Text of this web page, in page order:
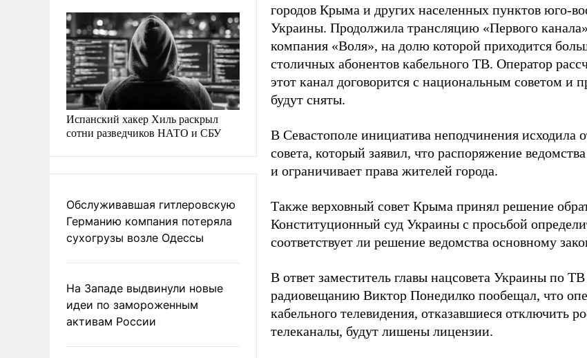
Испанский хакер Хиль раскрыл
сотни разведчиков НАТО и СБУ
Обслуживавшая гитлеровскую
Германию компания потеряла
сухогрузы возле Одессы
На Западе выдвинули новые
идеи по замороженным
активам России
городов Крыма и других населенных пунктов юго-
Украины. Продолжила трансляцию «Первого
компания «Воля», на долю которой приходится
столичных абонентов кабельного ТВ. Оператор
этот канал договорится с национальным советом и
будут сняты.
В Севастополе инициатива неподчинения исходила
совета, который заявил, что распоряжение
и ограничивает права жителей города.
Также верховный совет Крыма принял решение
Конституционный суд Украины с просьбой
соответствует ли решение ведомства основному
В ответ заместитель главы нацсовета Украины по
радиовещанию Виктор Понедилко пообещал, что
кабельного телевидения, отказавшиеся отключить
телеканалы, будут лишены лицензии.